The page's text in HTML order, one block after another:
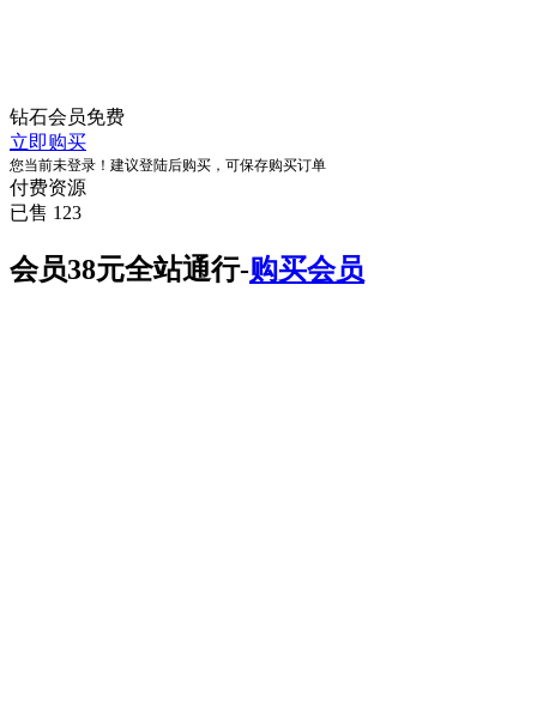
钻石会员免费
立即购买
您当前未登录！建议登陆后购买，可保存购买订单
付费资源
已售 123
会员38元全站通行-购买会员